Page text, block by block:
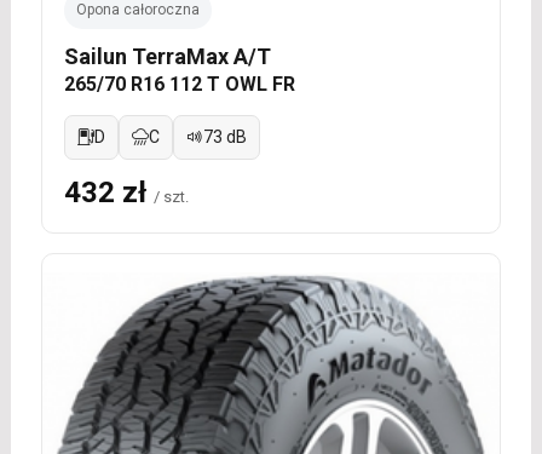
Opona całoroczna
Sailun TerraMax A/T
265/70 R16 112 T OWL FR
D C 73 dB
432 zł / szt.